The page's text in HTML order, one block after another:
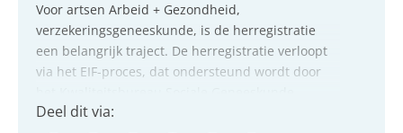
Voor artsen Arbeid + Gezondheid,
verzekeringsgeneeskunde, is de herregistratie
een belangrijk traject. De herregistratie verloopt
via het EIF-proces, dat ondersteund wordt door
(KBSG). Als je bekend bent bij...
Deel dit via: